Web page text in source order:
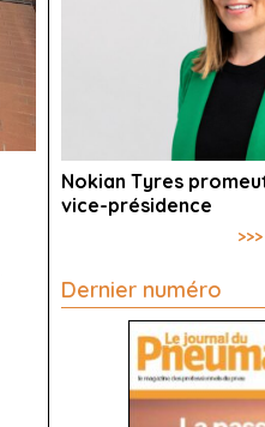
Nokian Tyres
vice-présidence
>>>
Dernier numéro